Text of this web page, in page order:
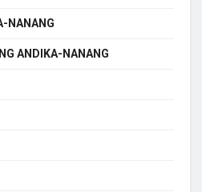
NANANG
ANDIKA-NANANG